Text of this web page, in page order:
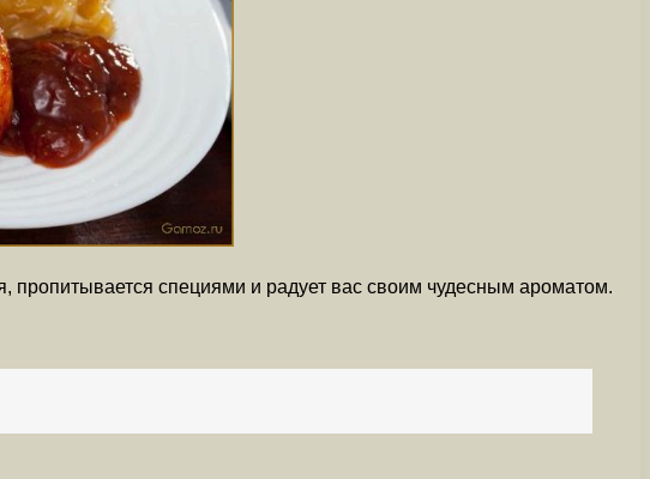
пропитывается специями и радует вас своим чудесным ароматом.